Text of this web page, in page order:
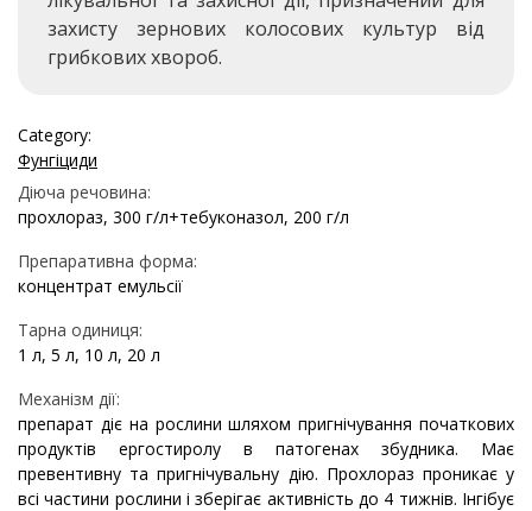
захисту зернових колосових культур від
грибкових хвороб.
Category:
Фунгіциди
Діюча речовина:
прохлораз, 300 г/л+тебуконазол, 200 г/л
Препаративна форма:
концентрат емульсії
Тарна одиниця:
1 л, 5 л, 10 л, 20 л
Механізм дії:
препарат діє на рослини шляхом пригнічування початкових
продуктів ергостиролу в патогенах збудника. Має
превентивну та пригнічувальну дію. Прохлораз проникає у
всі частини рослини і зберігає активність до 4 тижнів. Інгібує